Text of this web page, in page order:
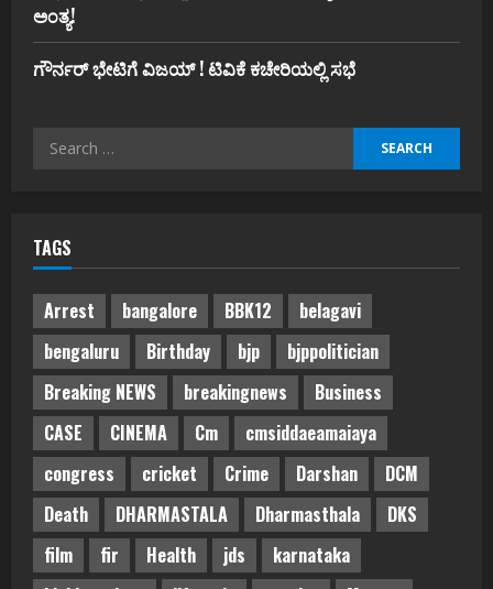
ಅಂತ್ಯ!
ಗೌರ್ನರ್‌ ಭೇಟಿಗೆ ವಿಜಯ್‌ ! ಟಿವಿಕೆ ಕಚೇರಿಯಲ್ಲಿ ಸಭೆ
Search
TAGS
Arrest bangalore BBK12
belagavi
bengaluru
Birthday bjp
bjppolitician
Breaking NEWS
breakingnews
Business
CASE
CINEMA Cm
cmsiddaeamaiaya
congress
cricket Crime Darshan
DCM
Death
DHARMASTALA Dharmasthala
DKS
film
fir Health jds
karnataka